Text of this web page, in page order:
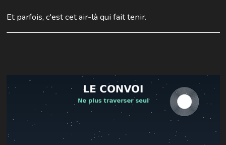
Et parfois, c'est cet air-là qui fait tenir.